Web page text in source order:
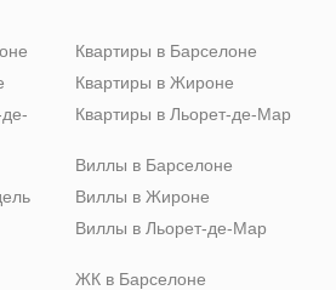
Квартиры в Барселоне
Квартиры в Жироне
Квартиры в Льорет-де-Мар
Виллы в Барселоне
Виллы в Жироне
Виллы в Льорет-де-Мар
ЖК в Барселоне